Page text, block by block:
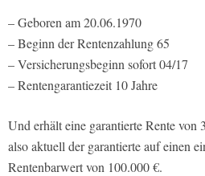
– Geboren am 20.06.1970
– Beginn der Rentenzahlung 65
– Versicherungsbeginn sofort 04/17
– Rentengarantiezeit 10 Jahre
Und erhält eine garantierte Rente von
also aktuell der garantierte auf einen
Rentenbarwert von 100.000 €.